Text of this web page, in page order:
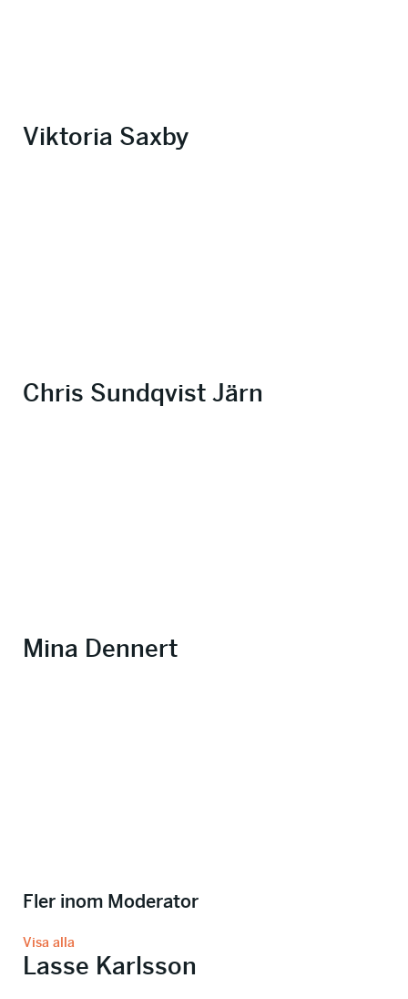
Viktoria Saxby
Chris Sundqvist Järn
Mina Dennert
Fler inom Moderator
Visa alla
Lasse Karlsson